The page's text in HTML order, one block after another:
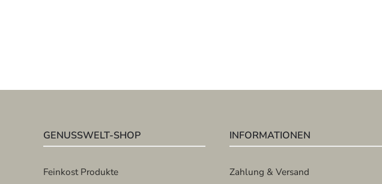
GENUSSWELT-SHOP
Feinkost Produkte
INFORMATIONEN
Zahlung & Versand